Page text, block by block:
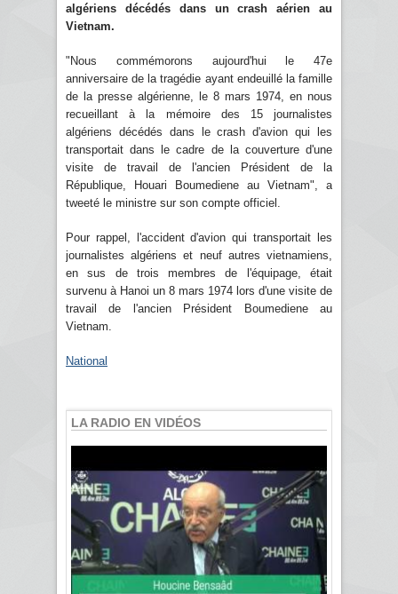
algériens décédés dans un crash aérien au
Vietnam.
"Nous commémorons aujourd'hui le 47e
anniversaire de la tragédie ayant endeuillé la famille
de la presse algérienne, le 8 mars 1974, en nous
recueillant à la mémoire des 15 journalistes
algériens décédés dans le crash d'avion qui les
transportait dans le cadre de la couverture d'une
visite de travail de l'ancien Président de la
République, Houari Boumediene au Vietnam", a
tweeté le ministre sur son compte officiel.
Pour rappel, l'accident d'avion qui transportait les
journalistes algériens et neuf autres vietnamiens,
en sus de trois membres de l'équipage, était
survenu à Hanoi un 8 mars 1974 lors d'une visite de
travail de l'ancien Président Boumediene au
Vietnam.
National
LA RADIO EN VIDÉOS